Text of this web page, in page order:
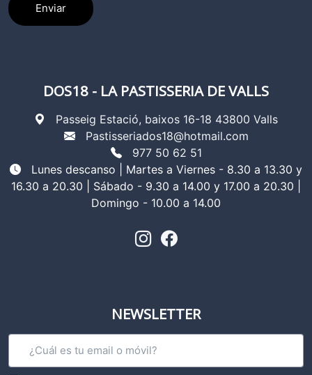
Enviar
DOS18 - LA PASTISSERIA DE VALLS
Passeig Estació, baixos 16-18 43800 Valls
Pastisseriados18@hotmail.com
977 50 62 51
Lunes descanso | Martes a Viernes - 8.30 a 13.30 y
16.30 a 20.30 | Sábado - 9.30 a 14.00 y 17.00 a 20.30 |
Domingo - 10.00 a 14.00
NEWSLETTER